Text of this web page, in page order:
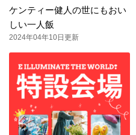
ケンティー健人の世にもおい
しい一人飯
2024年04年10日更新